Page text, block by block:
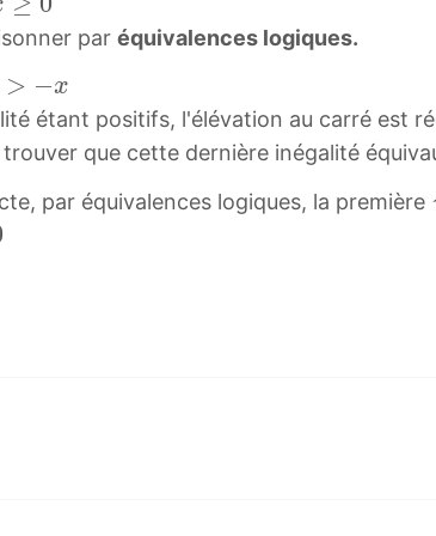
x
^
2
+
1
r
x
^
2
par équivalences logiques.
> −x
étant positifs, l'élévation au carré est
que cette dernière inégalité
par équivalences logiques, la première